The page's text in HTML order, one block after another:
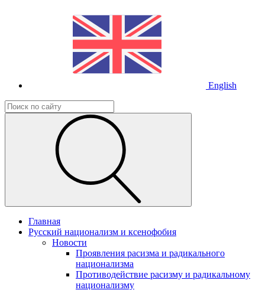
English
Главная
Русский национализм и ксенофобия
Новости
Проявления расизма и радикального
национализма
Противодействие расизму и радикальному
национализму